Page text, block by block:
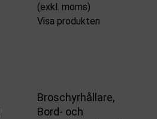
(exkl. moms)
Visa produkten
Broschyrhållare,
Bord- och